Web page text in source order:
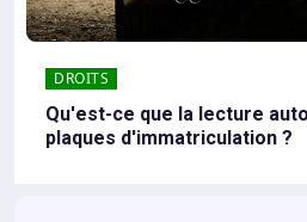
DROITS
Qu'est-ce que la lecture
plaques d'immatriculation ?